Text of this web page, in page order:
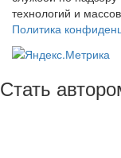
технологий и
Политика
Стать